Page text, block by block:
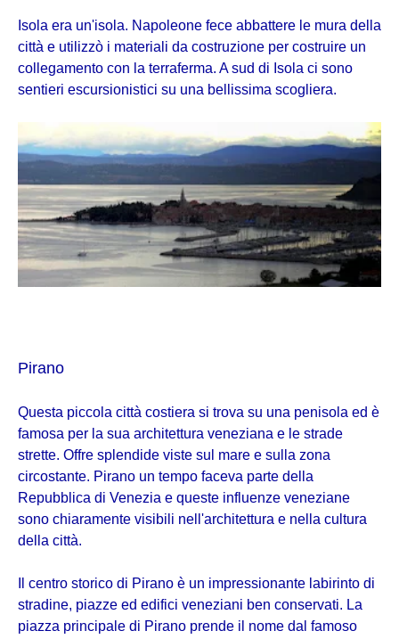
Isola era un'isola. Napoleone fece abbattere le mura della
città e utilizzò i materiali da costruzione per costruire un
collegamento con la terraferma. A sud di Isola ci sono
sentieri escursionistici su una bellissima scogliera.
Pirano
Questa piccola città costiera si trova su una penisola ed è
famosa per la sua architettura veneziana e le strade
strette. Offre splendide viste sul mare e sulla zona
circostante. Pirano un tempo faceva parte della
Repubblica di Venezia e queste influenze veneziane
sono chiaramente visibili nell'architettura e nella cultura
della città.
Il centro storico di Pirano è un impressionante labirinto di
stradine, piazze ed edifici veneziani ben conservati. La
piazza principale di Pirano prende il nome dal famoso